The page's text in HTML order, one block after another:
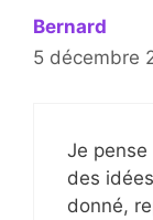
Bernard
5 décembre
Je
des
donné,